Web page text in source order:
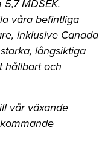
MDSEK.
våra befintliga
inklusive Canada
långsiktiga
hållbart och
vår växande